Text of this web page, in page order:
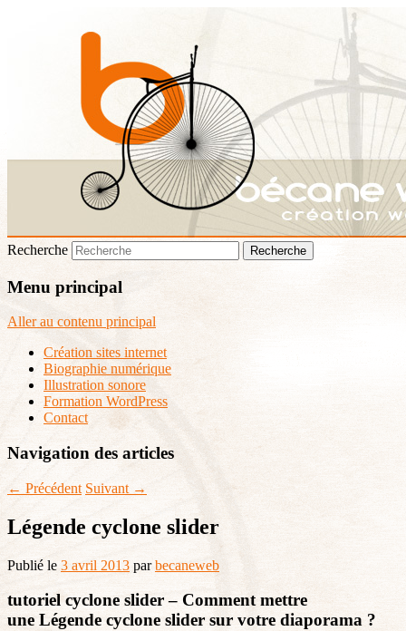
Recherche
Menu principal
Aller au contenu principal
Création sites internet
Biographie numérique
Illustration sonore
Formation WordPress
Contact
Navigation des articles
← Précédent Suivant →
Légende cyclone slider
Publié le3 avril 2013 parbecaneweb
tutoriel cyclone slider – Comment mettre
une Légende cyclone slider sur votre diaporama ?